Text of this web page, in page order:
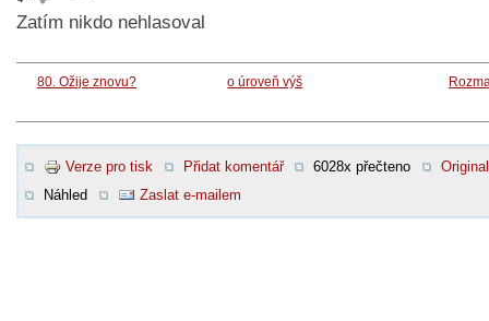
Zatím nikdo nehlasoval
80. Ožije znovu? o úroveň výš
Verze pro tisk Přidat komentář 6028x přečteno
Original
Náhled
Zaslat e-mailem